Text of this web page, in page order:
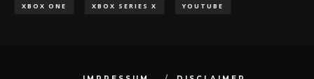
XBOX ONE XBOX SERIES X YOUTUBE